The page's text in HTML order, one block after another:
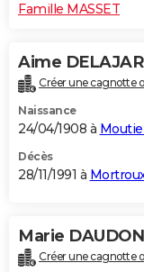
Famille MASSET
Aime
Créer une cagnotte
Naissance
24/04/1908 à
Décès
28/11/1991 à
Marie DAUDON
Créer une cagnotte